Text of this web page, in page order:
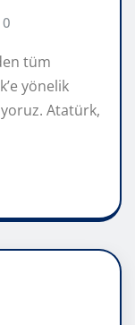
0
tüm
yönelik
Atatürk,